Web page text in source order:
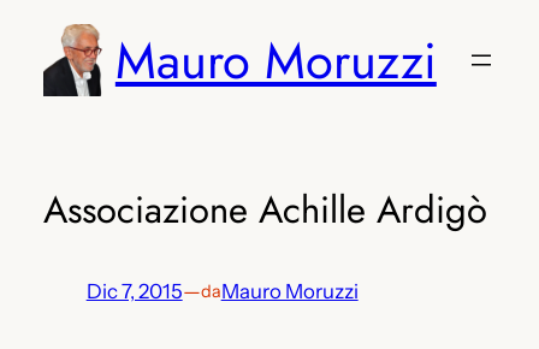
contenuto
Mauro Moruzzi
Associazione Achille Ardigò
Dic 7, 2015—daMauro Moruzzi